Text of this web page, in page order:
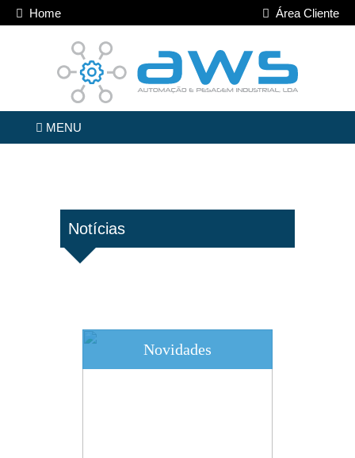
Home Área Cliente
MENU
Notícias
Novidades